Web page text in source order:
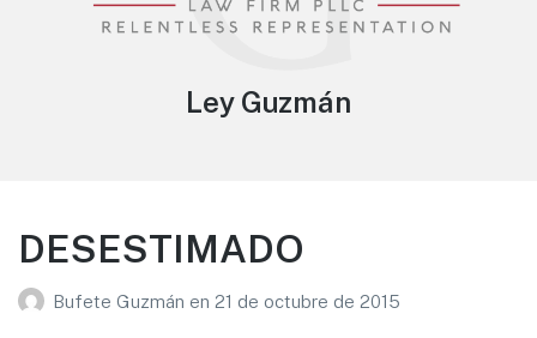
Ley Guzmán
DESESTIMADO
Bufete Guzmán en 21 de octubre de 2015